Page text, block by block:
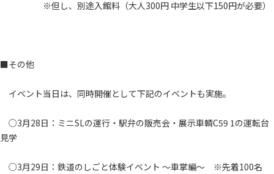
※但し、別途入館料（大人300円 中学生以下150円が必要）
■その他
イベント当日は、同時開催として下記のイベントも実施。
○3月28日：ミニSLの運行・駅弁の販売会・展示車輌C59 1の運転台
見学
○3月29日：鉄道のしごと体験イベント ～車掌編～ ※先着100名